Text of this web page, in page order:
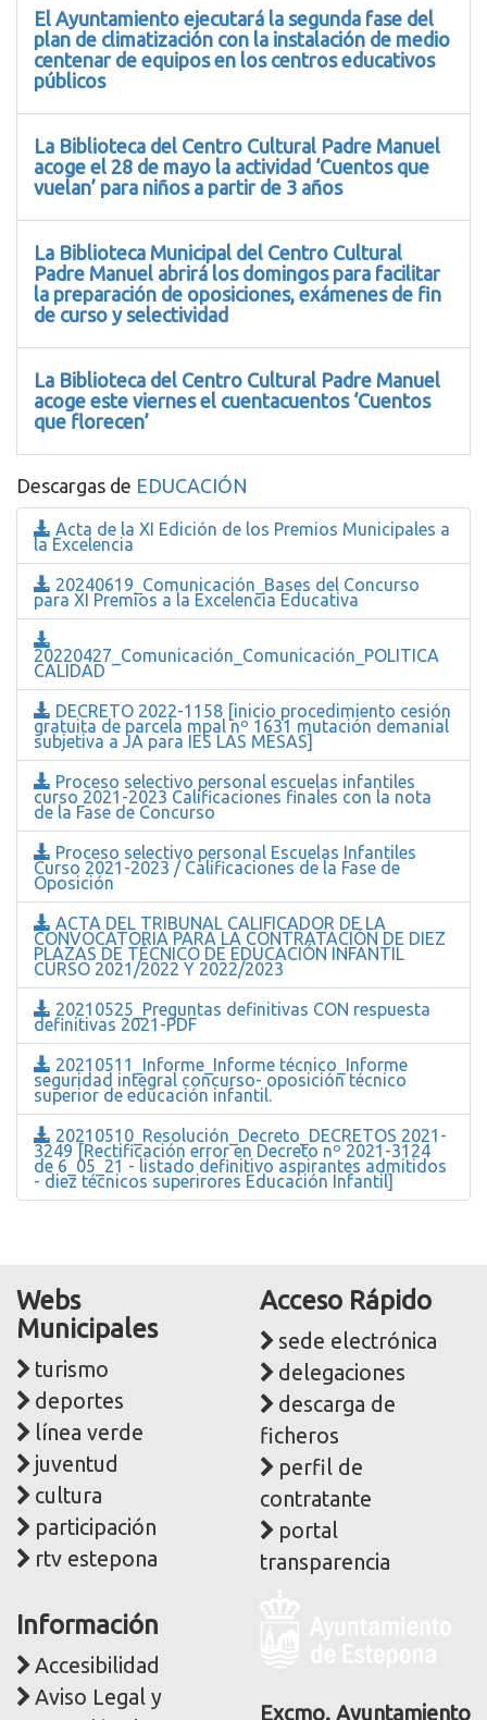
El Ayuntamiento ejecutará la segunda fase del
plan de climatización con la instalación de medio
centenar de equipos en los centros educativos
públicos
La Biblioteca del Centro Cultural Padre Manuel
acoge el 28 de mayo la actividad ‘Cuentos que
vuelan’ para niños a partir de 3 años
La Biblioteca Municipal del Centro Cultural
Padre Manuel abrirá los domingos para facilitar
la preparación de oposiciones, exámenes de fin
de curso y selectividad
La Biblioteca del Centro Cultural Padre Manuel
acoge este viernes el cuentacuentos ‘Cuentos
que florecen’
Descargas de EDUCACIÓN
Acta de la XI Edición de los Premios Municipales a
la Excelencia
20240619_Comunicación_Bases del Concurso
para XI Premios a la Excelencia Educativa
20220427_Comunicación_Comunicación_POLITICA
CALIDAD
DECRETO 2022-1158 [inicio procedimiento cesión
gratuita de parcela mpal nº 1631 mutación demanial
subjetiva a JA para IES LAS MESAS]
Proceso selectivo personal escuelas infantiles
curso 2021-2023 Calificaciones finales con la nota
de la Fase de Concurso
Proceso selectivo personal Escuelas Infantiles
Curso 2021-2023 / Calificaciones de la Fase de
Oposición
ACTA DEL TRIBUNAL CALIFICADOR DE LA
CONVOCATORIA PARA LA CONTRATACIÓN DE DIEZ
PLAZAS DE TÉCNICO DE EDUCACIÓN INFANTIL
CURSO 2021/2022 Y 2022/2023
20210525_Preguntas definitivas CON respuesta
definitivas 2021-PDF
20210511_Informe_Informe técnico_Informe
seguridad integral concurso- oposición técnico
superior de educación infantil.
20210510_Resolución_Decreto_DECRETOS 2021-
3249 [Rectificación error en Decreto nº 2021-3124
de 6_05_21 - listado definitivo aspirantes admitidos
- diez técnicos superirores Educación Infantil]
Webs
Municipales
turismo
deportes
línea verde
juventud
cultura
participación
rtv estepona
Acceso Rápido
sede electrónica
delegaciones
descarga de
ficheros
perfil de
contratante
portal
transparencia
Información
Accesibilidad
Aviso Legal y
Excmo. Ayuntamiento